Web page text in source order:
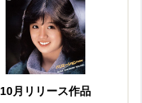
10月リリース作品